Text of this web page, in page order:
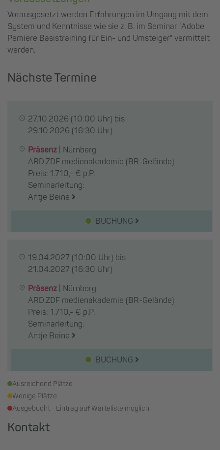
Vorausgesetzt werden Erfahrungen im Umgang mit dem
System und Kenntnisse wie sie z. B. im Seminar "Adobe
Pemiere Basistraining für Ein- und Umsteiger" vermittelt
werden.
Nächste Termine
27.10.2026 (10:00 Uhr) bis
29.10.2026 (16:30 Uhr)
Präsenz
Nürnberg
ARD.ZDF medienakademie (BR-Gelände)
Preis: 1.710,- € p.P.
Seminarleitung:
Antje Beine
BUCHUNG
19.04.2027 (10:00 Uhr) bis
21.04.2027 (16:30 Uhr)
Präsenz
Nürnberg
ARD.ZDF medienakademie (BR-Gelände)
Preis: 1.710,- € p.P.
Seminarleitung:
Antje Beine
BUCHUNG
Ausreichend Plätze
Wenige Plätze
Ausgebucht - Eintrag auf Warteliste möglich
Kontakt